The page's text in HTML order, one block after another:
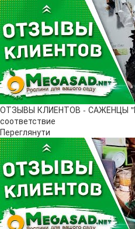
ОТЗЫВЫ КЛИЕНТОВ - САЖЕНЦЫ
соответствие
Переглянути